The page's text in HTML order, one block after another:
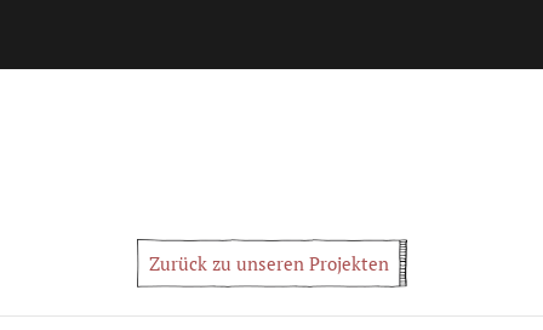
Zurück zu unseren Projekten